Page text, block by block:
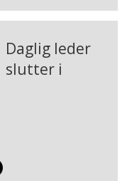
Daglig leder
slutter i